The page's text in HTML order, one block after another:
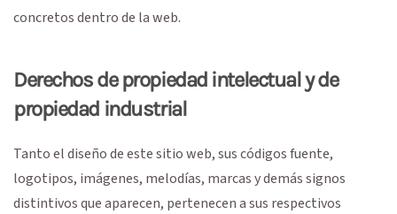
concretos dentro de la web.
Derechos de propiedad intelectual y de
propiedad industrial
Tanto el diseño de este sitio web, sus códigos fuente,
logotipos, imágenes, melodías, marcas y demás signos
distintivos que aparecen, pertenecen a sus respectivos